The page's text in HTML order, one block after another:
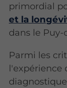
primordial
et la
dans le Puy-
Parmi les
l'expérience